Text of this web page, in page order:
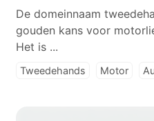
De domeinnaam
gouden kans voor
Het is ...
Tweedehands Motor